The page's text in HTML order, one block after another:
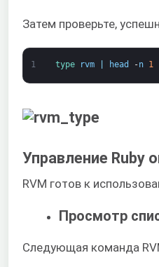
Затем проверьте,
1 type rvm head -n 1
Управление Ruby
RVM готов к
Просмотр
Следующая команда